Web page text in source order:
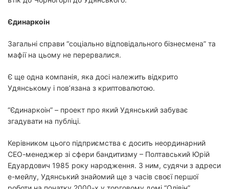
Єдинаркоін
Загальні справи “соціально відповідального бізнесмена” та
мафії на цьому не перервалися.
Є ще одна компанія, яка досі належить відкрито
Удянському і пов’язана з криптовалютою.
“Єдинаркоін” – проект про який Удянський забуває
згадувати на публіці.
Керівником цього підприємства є досить неординарний
СЕО-менеджер зі сфери бандитизму – Полтавський Юрій
Едуардович 1985 року народження. З ним, судячи з адреси
е-мейлу, Удянський знайомий ще з часів своєї першої